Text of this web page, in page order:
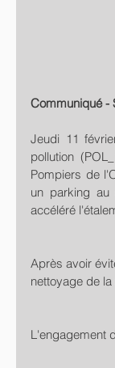
Communiqué -
Jeudi 11
pollution
Pompiers de
un parking au
accéléré
Après avoir
nettoyage de
L'engagement